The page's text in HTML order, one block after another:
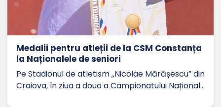
Medalii pentru atleții de la CSM Constanța
la Naționalele de seniori
Pe Stadionul de atletism „Nicolae Mărășescu” din
Craiova, în ziua a doua a Campionatului Național…